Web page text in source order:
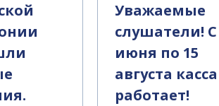
Уважаемые
слушатели! С
июня по 15
августа
работает!